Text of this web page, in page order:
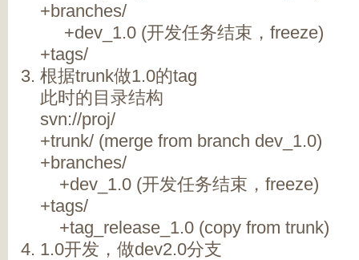
+branches/
+dev_1.0 (开发任务结束，freeze)
+tags/
根据trunk做1.0的tag
此时的目录结构
svn://proj/
+trunk/ (merge from branch dev_1.0)
+branches/
+dev_1.0 (开发任务结束，freeze)
+tags/
+tag_release_1.0 (copy from trunk)
1.0开发，做dev2.0分支